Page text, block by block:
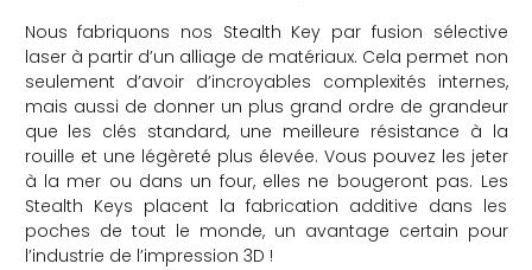
Nous fabriquons nos Stealth Key par fusion sélective
laser à partir d’un alliage de matériaux. Cela permet non
seulement d’avoir d’incroyables complexités internes,
mais aussi de donner un plus grand ordre de grandeur
que les clés standard, une meilleure résistance à la
rouille et une légèreté plus élevée. Vous pouvez les jeter
à la mer ou dans un four, elles ne bougeront pas. Les
Stealth Keys placent la fabrication additive dans les
poches de tout le monde, un avantage certain pour
l’industrie de l’impression 3D !